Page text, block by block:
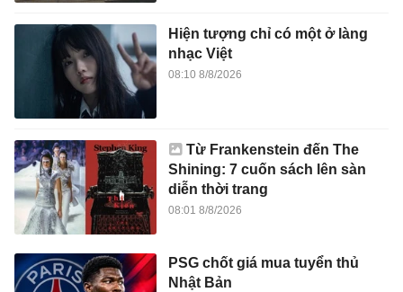
Hiện tượng chỉ có một ở làng
nhạc Việt
08:10 8/8/2026
Từ Frankenstein đến The
Shining: 7 cuốn sách lên sàn
diễn thời trang
08:01 8/8/2026
PSG chốt giá mua tuyển thủ
Nhật Bản